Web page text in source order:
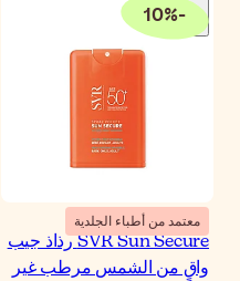
10%
معتمد من أطباء الجلدية
SVR Sun Secure حليب
غير مرئي بلمسة